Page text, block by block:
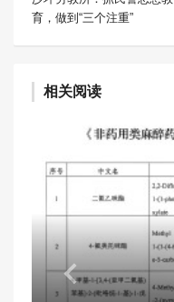
育，做到“三个注重”
相关阅读